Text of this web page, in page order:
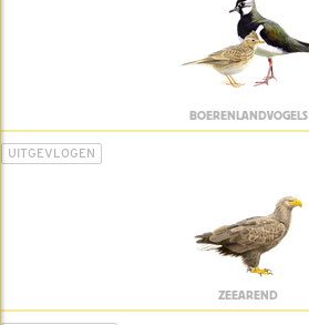
BOERENLANDVOGELS
UITGEVLOGEN
ZEEAREND